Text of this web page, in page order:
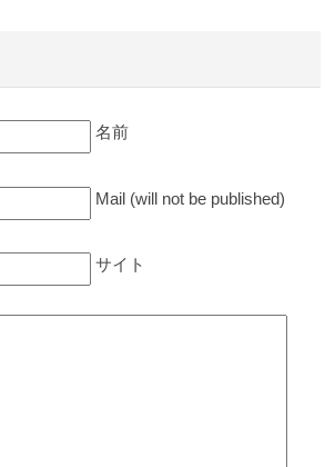
名前
Mail (will not be published)
サイト